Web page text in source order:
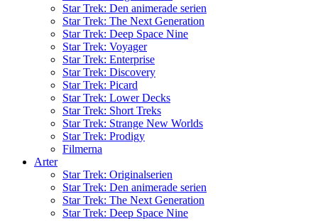
Star Trek: Den animerade serien
Star Trek: The Next Generation
Star Trek: Deep Space Nine
Star Trek: Voyager
Star Trek: Enterprise
Star Trek: Discovery
Star Trek: Picard
Star Trek: Lower Decks
Star Trek: Short Treks
Star Trek: Strange New Worlds
Star Trek: Prodigy
Filmerna
Arter
Star Trek: Originalserien
Star Trek: Den animerade serien
Star Trek: The Next Generation
Star Trek: Deep Space Nine